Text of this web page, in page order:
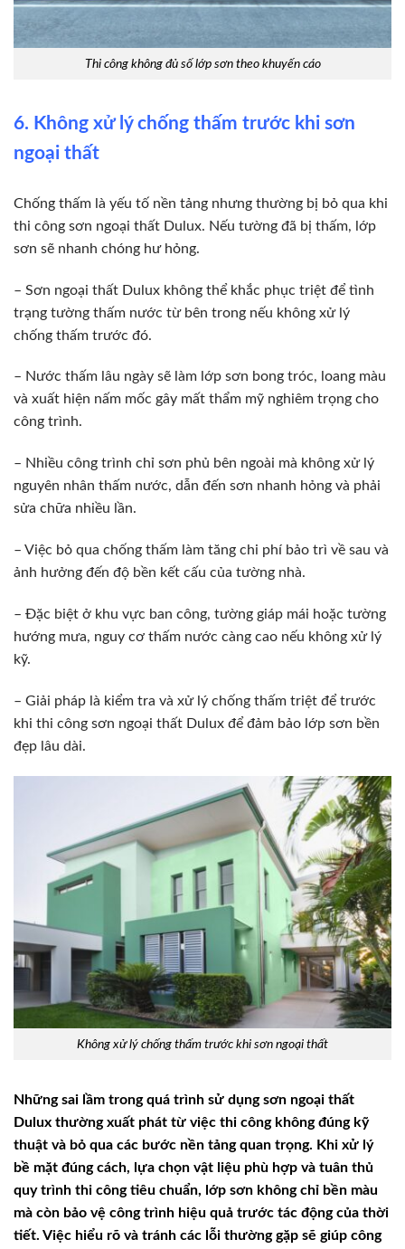
Thi công không đủ số lớp sơn theo khuyến cáo
6. Không xử lý chống thấm trước khi sơn
ngoại thất
Chống thấm là yếu tố nền tảng nhưng thường bị bỏ qua khi
thi công sơn ngoại thất Dulux. Nếu tường đã bị thấm, lớp
sơn sẽ nhanh chóng hư hỏng.
– Sơn ngoại thất Dulux không thể khắc phục triệt để tình
trạng tường thấm nước từ bên trong nếu không xử lý
chống thấm trước đó.
– Nước thấm lâu ngày sẽ làm lớp sơn bong tróc, loang màu
và xuất hiện nấm mốc gây mất thẩm mỹ nghiêm trọng cho
công trình.
– Nhiều công trình chỉ sơn phủ bên ngoài mà không xử lý
nguyên nhân thấm nước, dẫn đến sơn nhanh hỏng và phải
sửa chữa nhiều lần.
– Việc bỏ qua chống thấm làm tăng chi phí bảo trì về sau và
ảnh hưởng đến độ bền kết cấu của tường nhà.
– Đặc biệt ở khu vực ban công, tường giáp mái hoặc tường
hướng mưa, nguy cơ thấm nước càng cao nếu không xử lý
kỹ.
– Giải pháp là kiểm tra và xử lý chống thấm triệt để trước
khi thi công sơn ngoại thất Dulux để đảm bảo lớp sơn bền
đẹp lâu dài.
Không xử lý chống thấm trước khi sơn ngoại thất
Những sai lầm trong quá trình sử dụng sơn ngoại thất
Dulux thường xuất phát từ việc thi công không đúng kỹ
thuật và bỏ qua các bước nền tảng quan trọng. Khi xử lý
bề mặt đúng cách, lựa chọn vật liệu phù hợp và tuân thủ
quy trình thi công tiêu chuẩn, lớp sơn không chỉ bền màu
mà còn bảo vệ công trình hiệu quả trước tác động của thời
tiết. Việc hiểu rõ và tránh các lỗi thường gặp sẽ giúp công